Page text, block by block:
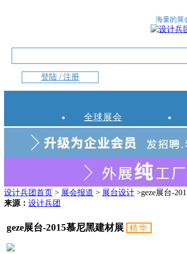
海量的展
登陆 / 注册
全球展会
设计兵团首页 > 展会报道 > 展台设计 >geze展台-
来源： 设计兵团
geze展台-2015慕尼黑建材展 精华